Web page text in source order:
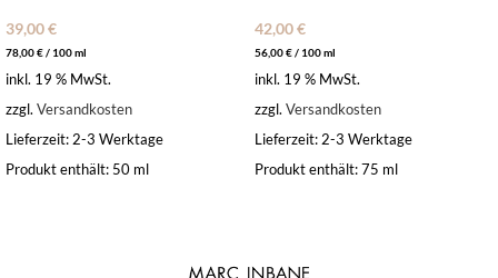
39,00€
78,00€/ 100ml
inkl. 19 % MwSt.
zzgl. Versandkosten
Lieferzeit: 2-3 Werktage
Produkt enthält: 50 ml
42,00€
56,00€/ 100ml
inkl. 19 % MwSt.
zzgl. Versandkosten
Lieferzeit: 2-3 Werktage
Produkt enthält: 75 ml